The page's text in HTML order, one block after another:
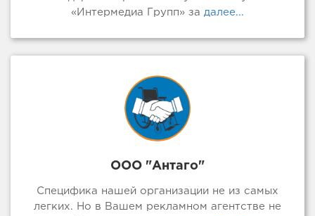
«Интермедиа Групп» за далее...
ООО "Антаго"
Специфика нашей организации не из самых
легких. Но в Вашем рекламном агентстве не